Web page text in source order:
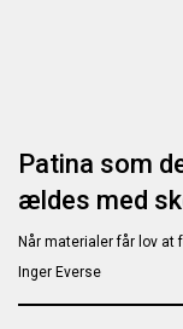
Patina som
ældes med
Når materialer får lov
Inger Everse